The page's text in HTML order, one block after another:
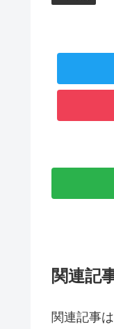
関連記
関連記事